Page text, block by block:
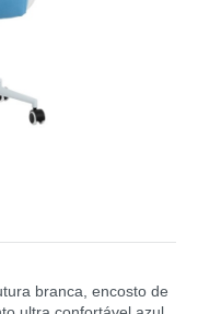
branca, encosto de